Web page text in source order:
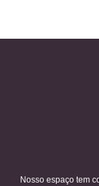
Nosso espaço tem